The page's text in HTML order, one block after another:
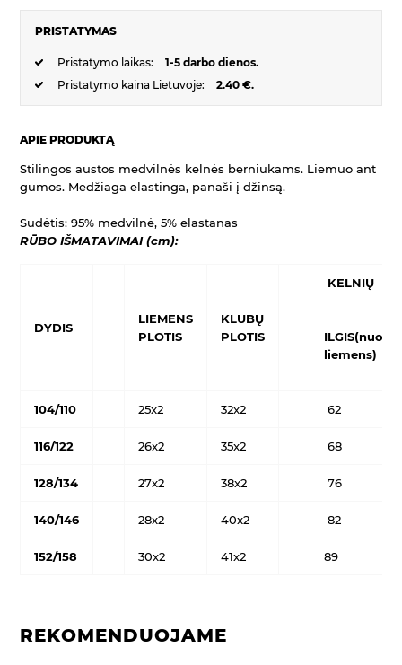
PRISTATYMAS
Pristatymo laikas:
1-5 darbo dienos.
Pristatymo kaina Lietuvoje:
2.40 €.
APIE PRODUKTĄ
Stilingos austos medvilnės kelnės berniukams. Liemuo ant
gumos. Medžiaga elastinga, panaši į džinsą.
Sudėtis: 95% medvilnė, 5% elastanas
RŪBO IŠMATAVIMAI (cm):
DYDIS
LIEMENS
PLOTIS
KLUBŲ
PLOTIS
KELNIŲ
ILGIS(nuo
liemens)
104/110 25x2 32x2 62
116/122 26x2 35x2 68
128/134 27x2 38x2 76
140/146 28x2 40x2 82
152/158 30x2 41x2 89
REKOMENDUOJAME